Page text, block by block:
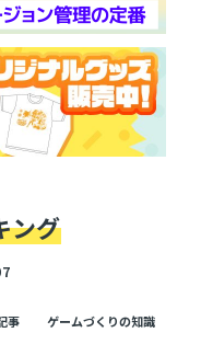
ング
事 ゲームづくりの知識